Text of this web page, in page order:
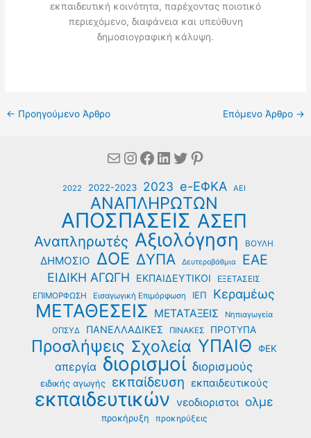
εκπαιδευτική κοινότητα, παρέχοντας ποιοτικό
περιεχόμενο, διαφάνεια και υπεύθυνη
δημοσιογραφική κάλυψη.
← Προηγούμενο Άρθρο Επόμενο Άρθρο →
MailInstagram
Facebook
Linkedin
Twitter
Pinterest
2022 2022-2023 2023 e-ΕΦΚΑ ΑΕΙ
ΑΝΑΠΛΗΡΩΤΩΝ
ΑΠΟΣΠΑΣΕΙΣ ΑΣΕΠ
Αναπληρωτές Αξιολόγηση ΒΟΥΛΗ
ΔΗΜΟΣΙΟ ΔΟΕ ΔΥΠΑ Δευτεροβάθμια ΕΑΕ
ΕΙΔΙΚΗ ΑΓΩΓΗ ΕΚΠΑΙΔΕΥΤΙΚΟΙ ΕΞΕΤΑΣΕΙΣ
ΕΠΙΜΟΡΦΩΣΗ Εισαγωγική Επιμόρφωση ΙΕΠ Κεραμέως
ΜΕΤΑΘΕΣΕΙΣ ΜΕΤΑΤΑΞΕΙΣ
Νηπιαγωγεία
ΟΠΣΥΔ
ΠΑΝΕΛΛΑΔΙΚΕΣ ΠΙΝΑΚΕΣ ΠΡΟΤΥΠΑ
Προσλήψεις Σχολεία ΥΠΑΙΘ ΦΕΚ
απεργία διορισμοί διορισμούς
ειδικής αγωγής εκπαίδευση εκπαιδευτικούς
εκπαιδευτικών νεοδιοριστοι ολμε
προκήρυξη προκηρύξεις